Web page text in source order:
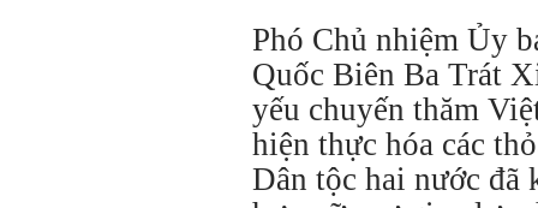
Phó Chủ nhiệm Ủy
Quốc Biên Ba Trát
yếu chuyến thăm
hiện thực hóa các
Dân tộc hai nước đã